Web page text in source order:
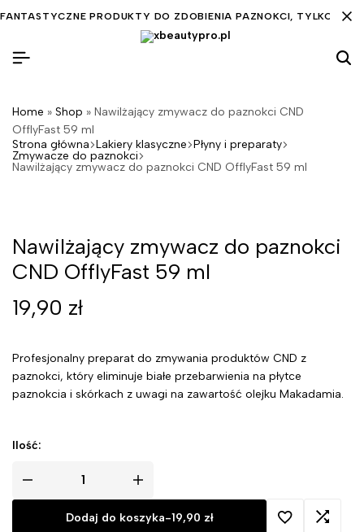
FANTASTYCZNE PRODUKTY DO ZDOBIENIA PAZNOKCI, TYLKO DLA
Home » Shop » Nawilżający zmywacz do paznokci CND
OfflyFast 59 ml
Strona główna Lakiery klasyczne Płyny i preparaty
Zmywacze do paznokci
Nawilżający zmywacz do paznokci CND OfflyFast 59 ml
Nawilżający zmywacz do paznokci
CND OfflyFast 59 ml
19,90 zł
Profesjonalny preparat do zmywania produktów CND z
paznokci, który eliminuje białe przebarwienia na płytce
paznokcia i skórkach z uwagi na zawartość olejku Makadamia.
Ilość:
Dodaj do koszyka-19,90 zł